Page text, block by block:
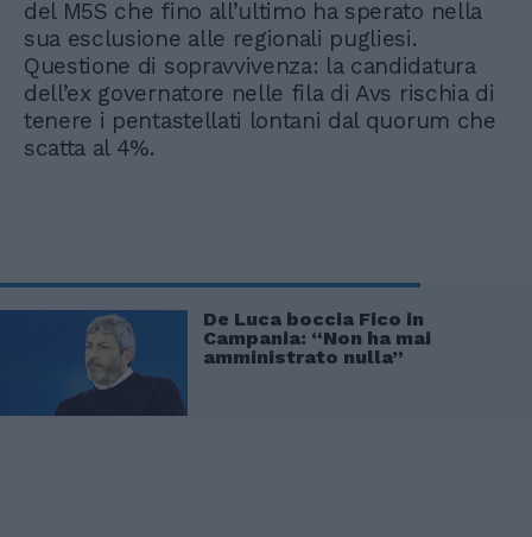
del M5S che fino all’ultimo ha sperato nella
sua esclusione alle regionali pugliesi.
Questione di sopravvivenza: la candidatura
dell’ex governatore nelle fila di Avs rischia di
tenere i pentastellati lontani dal quorum che
scatta al 4%.
De Luca boccia Fico in
Campania: “Non ha mai
amministrato nulla”